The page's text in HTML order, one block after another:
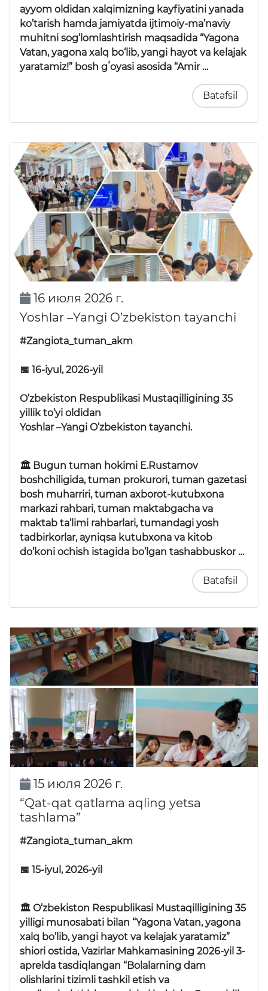
ayyom oldidan xalqimizning kayfiyatini yanada
ko’tarish hamda jamiyatda ijtimoiy-ma’naviy
muhitni sog’lomlashtirish maqsadida “Yagona
Vatan, yagona xalq bo‘lib, yangi hayot va kelajak
yaratamiz!” bosh gʻoyasi asosida “Amir …
Batafsil
16 июля 2026 г.
Yoshlar –Yangi O’zbekiston tayanchi
#Zangiota_tuman_akm
📅 16-iyul, 2026-yil
O’zbekiston Respublikasi Mustaqilligining 35
yillik to’yi oldidan
Yoshlar –Yangi O’zbekiston tayanchi.
🏛 Bugun tuman hokimi E.Rustamov
boshchiligida, tuman prokurori, tuman gazetasi
bosh muharriri, tuman axborot-kutubxona
markazi rahbari, tuman maktabgacha va
maktab ta’limi rahbarlari, tumandagi yosh
tadbirkorlar, ayniqsa kutubxona va kitob
do’koni ochish istagida bo’lgan tashabbuskor …
Batafsil
15 июля 2026 г.
“Qat-qat qatlama aqling yetsa
tashlama”
#Zangiota_tuman_akm
📅 15-iyul, 2026-yil
🏛 O’zbekiston Respublikasi Mustaqilligining 35
yilligi munosabati bilan “Yagona Vatan, yagona
xalq bo’lib, yangi hayot va kelajak yaratamiz”
shiori ostida, Vazirlar Mahkamasining 2026-yil 3-
aprelda tasdiqlangan “Bolalarning dam
olishlarini tizimli tashkil etish va